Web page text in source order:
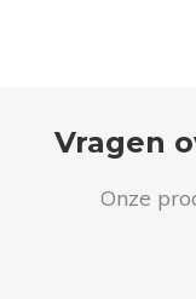
Vragen
Onze